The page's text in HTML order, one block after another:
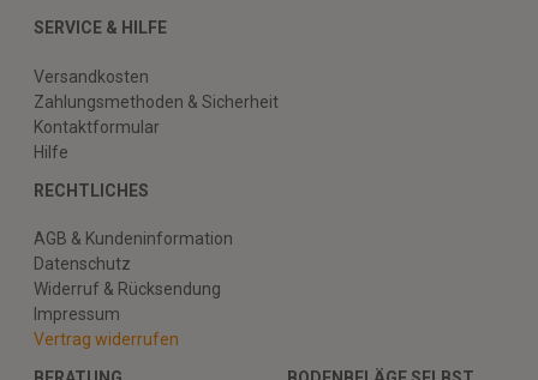
SERVICE & HILFE
Versandkosten
Zahlungsmethoden & Sicherheit
Kontaktformular
Hilfe
RECHTLICHES
AGB & Kundeninformation
Datenschutz
Widerruf & Rücksendung
Impressum
Vertrag widerrufen